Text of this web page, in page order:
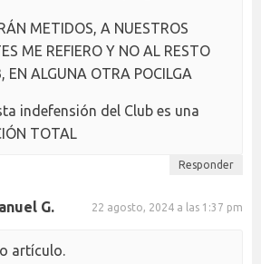
METIDOS, A NUESTROS
ME REFIERO Y NO AL RESTO
EN ALGUNA OTRA POCILGA
indefensión del Club es una
TOTAL
Responder
G. 22 agosto, 2024 a las 1:37 pm
artículo.